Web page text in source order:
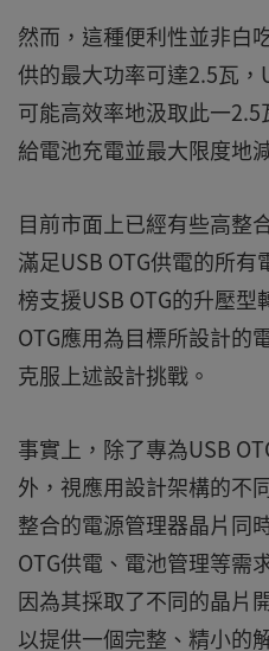
然而，這種便利性並非白
供的最大功率可達2.5瓦
可能高效率地汲取此一2.5
給電池充電並最大限度地
目前市面上已經有些高整
滿足USB OTG供電的所
榜支援USB OTG的升壓
OTG應用為目標所設計的
克服上述設計挑戰。
事實上，除了專為USB
外，視應用設計架構的不
整合的電源管理器晶片同
OTG供電、電池管理等需
因為其採取了不同的晶片
以提供一個完整、精小的